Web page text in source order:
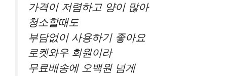
가격이 저렴하고 양이 많아
청소할때도
부담없이 사용하기 좋아요
로켓와우 회원이라
무료배송에 오백원 넘게